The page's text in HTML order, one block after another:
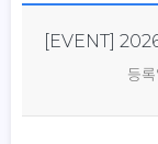
[EVENT]
등